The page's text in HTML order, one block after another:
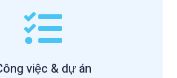
việc & dự án